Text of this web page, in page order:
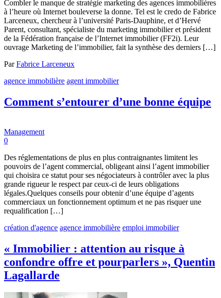
Combler le manque de stratégie marketing des agences immobilières
à l’heure où Internet bouleverse la donne. Tel est le credo de Fabrice
Larceneux, chercheur à l’université Paris-Dauphine, et d’Hervé
Parent, consultant, spécialiste du marketing immobilier et président
de la Fédération française de l’Internet immobilier (FF2i). Leur
ouvrage Marketing de l’immobilier, fait la synthèse des derniers […]
ParFabrice Larceneux
agence immobilière agent immobilier
Comment s’entourer d’une bonne équipe
Management
0
Des réglementations de plus en plus contraignantes limitent les
pouvoirs de l’agent commercial, obligeant ainsi l’agent immobilier
qui choisira ce statut pour ses négociateurs à contrôler avec la plus
grande rigueur le respect par ceux-ci de leurs obligations
légales.Quelques conseils pour obtenir d’une équipe d’agents
commerciaux un fonctionnement optimum et ne pas risquer une
requalification […]
création d'agence agence immobilière emploi immobilier
« Immobilier : attention au risque à
confondre offre et pourparlers », Quentin
Lagallarde